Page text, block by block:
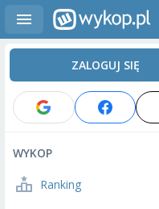
ZALOGUJ SIĘ
WYKOP
Ranking